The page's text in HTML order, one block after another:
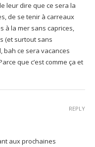
leur dire que ce sera la
de se tenir à carreaux
à la mer sans caprices,
(et surtout sans
bah ce sera vacances
que c’est comme ça et
aux prochaines
REPLY